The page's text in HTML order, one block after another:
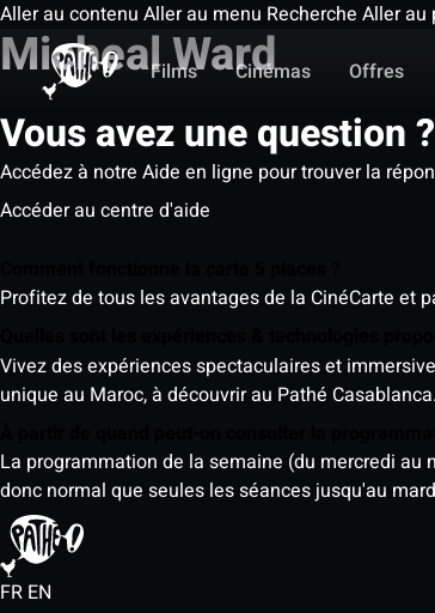
Aller au contenu Aller au menu Recherche Aller au
Films
Cinémas Offres
Micheal Ward
Vous avez une question ?
Accédez à notre Aide en ligne pour trouver la
Accéder au centre d'aide
Profitez de tous les avantages de la CinéCarte et
Vivez des expériences spectaculaires et
unique au Maroc, à découvrir au Pathé Casablanca.
La programmation de la semaine (du mercredi
donc normal que seules les séances jusqu'au
FR EN